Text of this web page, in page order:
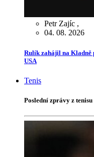
Petr Zajíc ,
04. 08. 2026
Rulík zahájil na Kladně
USA
Tenis
Poslední zprávy z tenisu